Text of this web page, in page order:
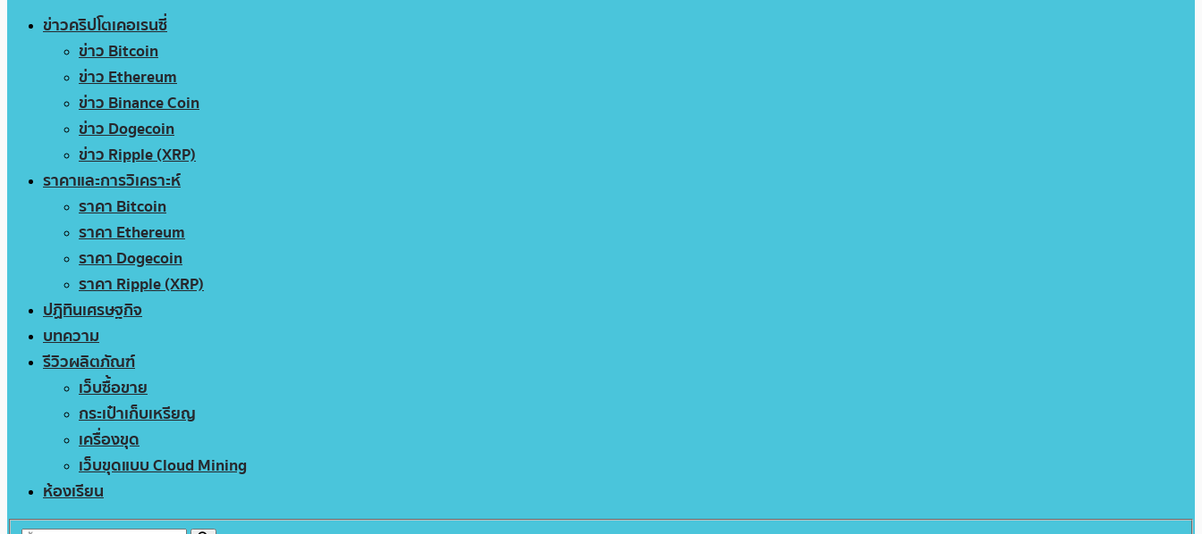
ข่าวคริปโตเคอเรนซี่
ข่าว Bitcoin
ข่าว Ethereum
ข่าว Binance Coin
ข่าว Dogecoin
ข่าว Ripple (XRP)
ราคาและการวิเคราะห์
ราคา Bitcoin
ราคา Ethereum
ราคา Dogecoin
ราคา Ripple (XRP)
ปฏิทินเศรษฐกิจ
บทความ
รีวิวผลิตภัณฑ์
เว็บซื้อขาย
กระเป๋าเก็บเหรียญ
เครื่องขุด
เว็บขุดแบบ Cloud Mining
ห้องเรียน